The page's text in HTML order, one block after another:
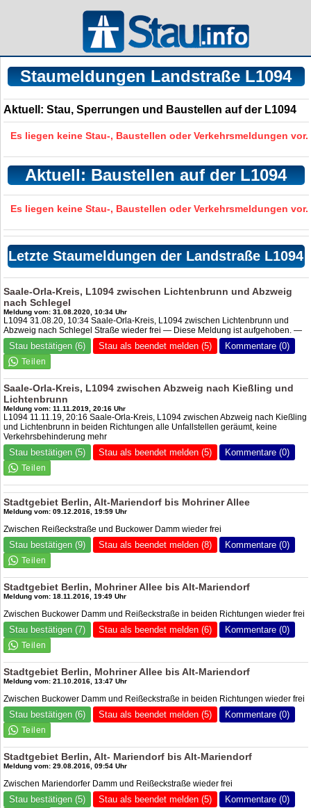
Staumeldungen Landstraße L1094
Aktuell: Stau, Sperrungen und Baustellen auf der L1094
Es liegen keine Stau-, Baustellen oder Verkehrsmeldungen vor.
Aktuell: Baustellen auf der L1094
Es liegen keine Stau-, Baustellen oder Verkehrsmeldungen vor.
Letzte Staumeldungen der Landstraße L1094
Saale-Orla-Kreis, L1094 zwischen Lichtenbrunn und Abzweig
nach Schlegel
Meldung vom: 31.08.2020, 10:34 Uhr
L1094 31.08.20, 10:34 Saale-Orla-Kreis, L1094 zwischen Lichtenbrunn und
Abzweig nach Schlegel Straße wieder frei — Diese Meldung ist aufgehoben. —
Stau bestätigen (6) Stau als beendet melden (5) Kommentare (0)
Saale-Orla-Kreis, L1094 zwischen Abzweig nach Kießling und
Lichtenbrunn
Meldung vom: 11.11.2019, 20:16 Uhr
L1094 11.11.19, 20:16 Saale-Orla-Kreis, L1094 zwischen Abzweig nach Kießling
und Lichtenbrunn in beiden Richtungen alle Unfallstellen geräumt, keine
Verkehrsbehinderung mehr
Stau bestätigen (5) Stau als beendet melden (5) Kommentare (0)
Stadtgebiet Berlin, Alt-Mariendorf bis Mohriner Allee
Meldung vom: 09.12.2016, 19:59 Uhr
Zwischen Reißeckstraße und Buckower Damm wieder frei
Stau bestätigen (9) Stau als beendet melden (8) Kommentare (0)
Stadtgebiet Berlin, Mohriner Allee bis Alt-Mariendorf
Meldung vom: 18.11.2016, 19:49 Uhr
Zwischen Buckower Damm und Reißeckstraße in beiden Richtungen wieder frei
Stau bestätigen (7) Stau als beendet melden (6) Kommentare (0)
Stadtgebiet Berlin, Mohriner Allee bis Alt-Mariendorf
Meldung vom: 21.10.2016, 13:47 Uhr
Zwischen Buckower Damm und Reißeckstraße in beiden Richtungen wieder frei
Stau bestätigen (6) Stau als beendet melden (5) Kommentare (0)
Stadtgebiet Berlin, Alt- Mariendorf bis Alt-Mariendorf
Meldung vom: 29.08.2016, 09:54 Uhr
Zwischen Mariendorfer Damm und Reißeckstraße wieder frei
Stau bestätigen (5) Stau als beendet melden (5) Kommentare (0)